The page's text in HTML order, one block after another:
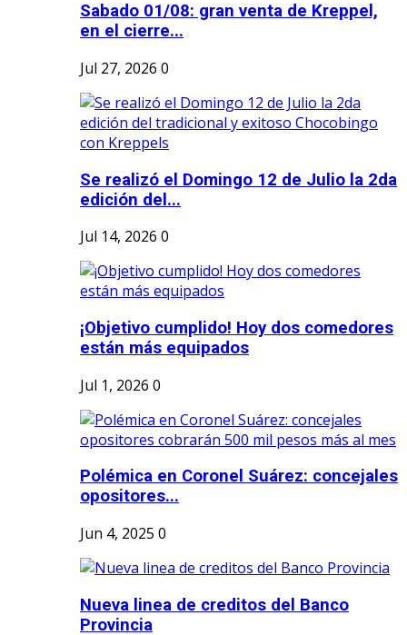
Sabado 01/08: gran venta de Kreppel,
en el cierre...
Jul 27, 2026 0
Se realizó el Domingo 12 de Julio la 2da
edición del...
Jul 14, 2026 0
¡Objetivo cumplido! Hoy dos comedores
están más equipados
Jul 1, 2026 0
Polémica en Coronel Suárez: concejales
opositores...
Jun 4, 2025 0
Nueva linea de creditos del Banco
Provincia